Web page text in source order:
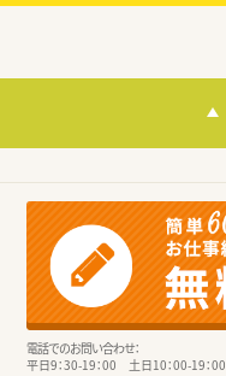
電話でのお問い合わせ：
平日9：30-19：00 土日10：00-19：00